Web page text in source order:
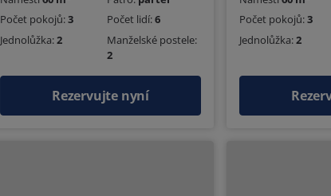
Počet pokojů:3 Počet lidí:6
Jednolůžka:2
Manželské postele:
2
Rezervujte nyní
Počet pokojů:3
Jednolůžka:2